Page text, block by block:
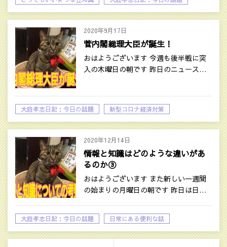
2020年9月17日
菅内閣総理大臣が誕生！
おはようございます 今週も後半戦に突
入の木曜日の朝です 昨日のニュース…
大庭孝志日記：今日の話題
新型コロナ経済対策
時事ネタ
2020年12月14日
情報と知識はどのような違いがあ
るのか③
おはようございます また新しい一週間
の始まりの月曜日の朝です 昨日は日…
大庭孝志日記：今日の話題
日常にある便利な話
自己啓発系の話題